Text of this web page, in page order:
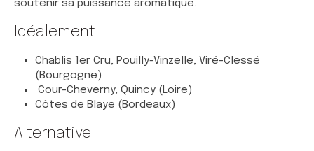
soutenir sa puissance aromatique.
Idéalement
Chablis 1er Cru, Pouilly-Vinzelle, Viré-Clessé
(Bourgogne)
Cour-Cheverny, Quincy (Loire)
Côtes de Blaye (Bordeaux)
Alternative